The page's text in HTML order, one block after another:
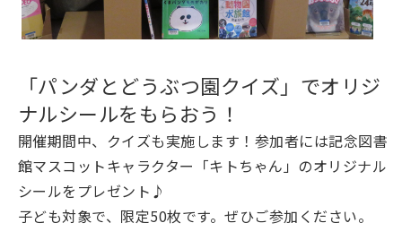
「パンダとどうぶつ園クイズ」でオリジ
ナルシールをもらおう！
開催期間中、クイズも実施します！参加者には記念図書
館マスコットキャラクター「キトちゃん」のオリジナル
シールをプレゼント♪
子ども対象で、限定50枚です。ぜひご参加ください。